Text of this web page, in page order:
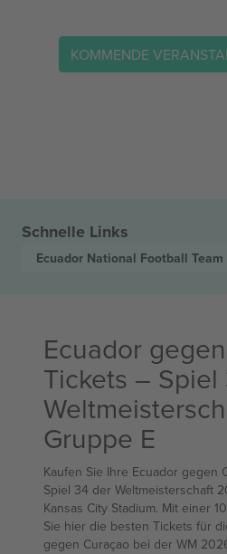
KOMMENDE
Schnelle Links
Ecuador National Football Team
Ecuador
Tickets – Spiel
Gruppe E
Kaufen Sie Ihre Ecuador gegen
Spiel 34 der Weltmeisterschaft
Kansas City Stadium. Mit einer
Sie hier die besten Tickets für
gegen Curaçao bei der WM